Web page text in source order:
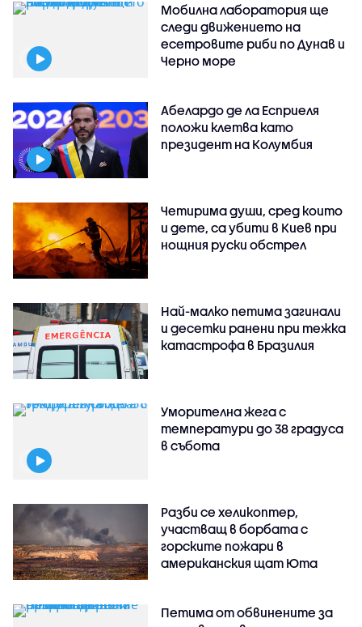
Мобилна лаборатория ще
следи движението на
есетровите риби по Дунав и
Черно море
Абелардо де ла Есприеля
положи клетва като
президент на Колумбия
Четирима души, сред които
и дете, са убити в Киев при
нощния руски обстрел
Най-малко петима загинали
и десетки ранени при тежка
катастрофа в Бразилия
Уморителна жега с
температури до 38 градуса
в събота
Разби се хеликоптер,
участващ в борбата с
горските пожари в
американския щат Юта
Петима от обвинените за